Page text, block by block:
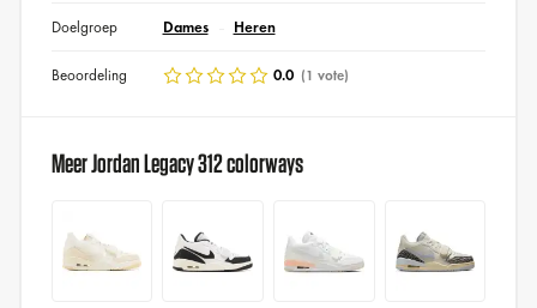
Doelgroep Dames Heren
Beoordeling 0.0 (1 vote)
Meer Jordan Legacy 312 colorways